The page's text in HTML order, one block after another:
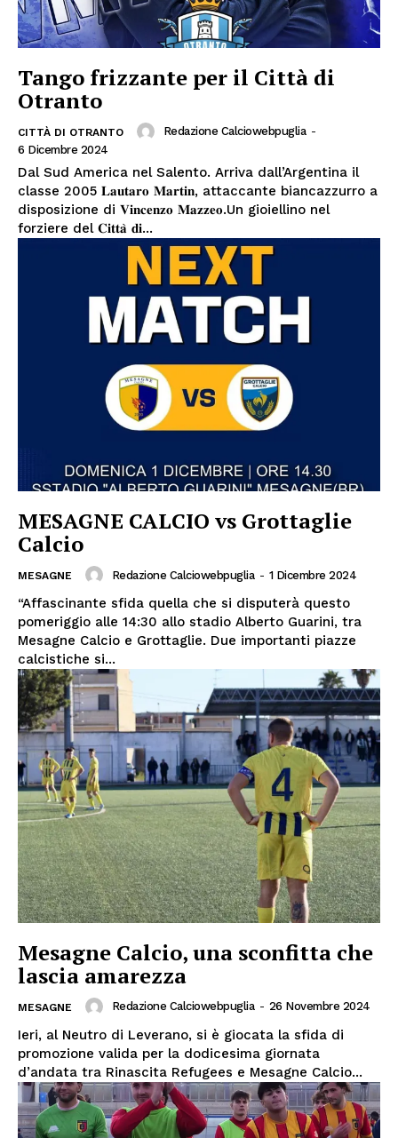
Tango frizzante per il Città di
Otranto
CITTÀ DI OTRANTO Redazione Calciowebpuglia -
6 Dicembre 2024
Dal Sud America nel Salento. Arriva dall’Argentina il
classe 2005 𝐋𝐚𝐮𝐭𝐚𝐫𝐨 𝐌𝐚𝐫𝐭𝐢𝐧, attaccante biancazzurro a
disposizione di 𝐕𝐢𝐧𝐜𝐞𝐧𝐳𝐨 𝐌𝐚𝐳𝐳𝐞𝐨.Un gioiellino nel
forziere del 𝐂𝐢𝐭𝐭𝐚̀ 𝐝𝐢...
MESAGNE CALCIO vs Grottaglie
Calcio
MESAGNE Redazione Calciowebpuglia - 1 Dicembre 2024
“Affascinante sfida quella che si disputerà questo
pomeriggio alle 14:30 allo stadio Alberto Guarini, tra
Mesagne Calcio e Grottaglie. Due importanti piazze
calcistiche si...
Mesagne Calcio, una sconfitta che
lascia amarezza
MESAGNE Redazione Calciowebpuglia - 26 Novembre 2024
Ieri, al Neutro di Leverano, si è giocata la sfida di
promozione valida per la dodicesima giornata
d’andata tra Rinascita Refugees e Mesagne Calcio...